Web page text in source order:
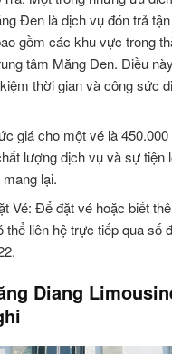
Đen là dịch vụ đón trả
gồm các khu vực trong
tâm Măng Đen. Điều
thời gian và công sức
giá cho một vé là
lượng dịch vụ và sự tiện
lại.
Vé: Để đặt vé hoặc biết
thể liên hệ trực tiếp qua số
Diang